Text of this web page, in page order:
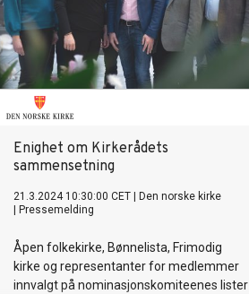
Enighet om Kirkerådets
sammensetning
21.3.2024 10:30:00 CET
Den norske kirke
Pressemelding
Åpen folkekirke, Bønnelista, Frimodig
kirke og representanter for medlemmer
innvalgt på nominasjonskomiteenes lister